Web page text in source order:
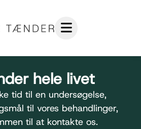
hele livet
tid til en undersøgelse,
til vores behandlinger,
til at kontakte os.